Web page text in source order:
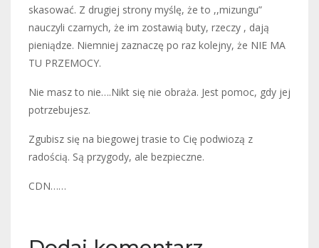
skasować. Z drugiej strony myślę, że to ,,mizungu”
nauczyli czarnych, że im zostawią buty, rzeczy , dają
pieniądze. Niemniej zaznaczę po raz kolejny, że NIE MA
TU PRZEMOCY.
Nie masz to nie….Nikt się nie obraża. Jest pomoc, gdy jej
potrzebujesz.
Zgubisz się na biegowej trasie to Cię podwiozą z
radością. Są przygody, ale bezpieczne.
CDN……